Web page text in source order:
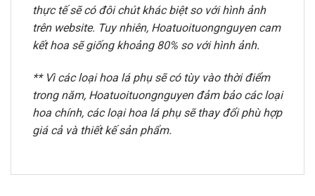
thực tế sẽ có đôi chút khác biệt so với hình ảnh
trên website. Tuy nhiên, Hoatuoituongnguyen cam
kết hoa sẽ giống khoảng 80% so với hình ảnh.
** Vì các loại hoa lá phụ sẽ có tùy vào thời điểm
trong năm, Hoatuoituongnguyen đảm bảo các loại
hoa chính, các loại hoa lá phụ sẽ thay đổi phù hợp
giá cả và thiết kế sản phẩm.